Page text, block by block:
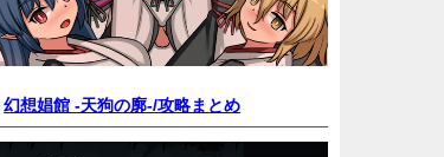
幻想娼館 -天狗の廓-/攻略まとめ